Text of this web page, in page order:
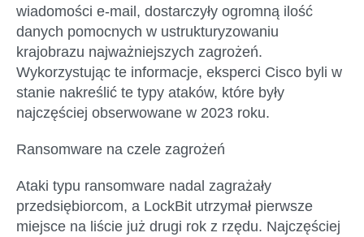
wiadomości e-mail, dostarczyły ogromną ilość
danych pomocnych w ustrukturyzowaniu
krajobrazu najważniejszych zagrożeń.
Wykorzystując te informacje, eksperci Cisco byli w
stanie nakreślić te typy ataków, które były
najczęściej obserwowane w 2023 roku.
Ransomware na czele zagrożeń
Ataki typu ransomware nadal zagrażały
przedsiębiorcom, a LockBit utrzymał pierwsze
miejsce na liście już drugi rok z rzędu. Najczęściej